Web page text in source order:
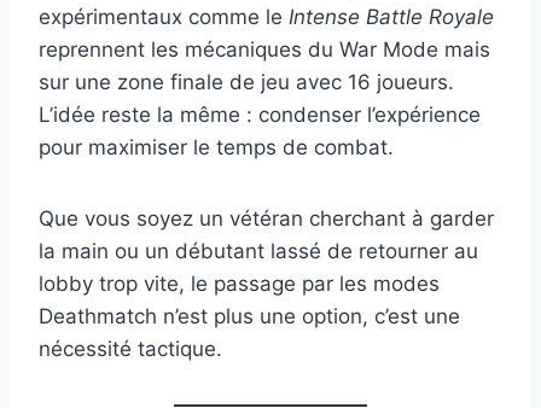
expérimentaux comme le Intense Battle Royale
reprennent les mécaniques du War Mode mais
sur une zone finale de jeu avec 16 joueurs.
L’idée reste la même : condenser l’expérience
pour maximiser le temps de combat.
Que vous soyez un vétéran cherchant à garder
la main ou un débutant lassé de retourner au
lobby trop vite, le passage par les modes
Deathmatch n’est plus une option, c’est une
nécessité tactique.